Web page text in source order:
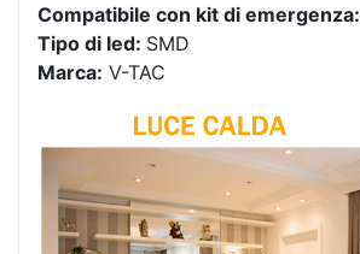
Compatibile con kit di emergenza:
Tipo di led: SMD
Marca: V-TAC